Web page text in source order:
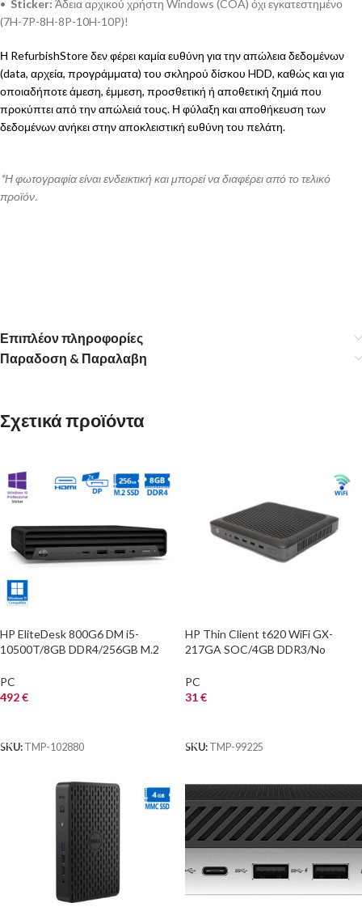
• Sticker: Άδεια αρχικού χρήστη Windows (COA) όχι εγκατεστημένο
(7H-7P-8H-8P-10H-10P)!
Η RefurbishStore δεν φέρει καμία ευθύνη για την απώλεια δεδομένων
(data, αρχεία, προγράμματα) του σκληρού δίσκου HDD, καθώς και για
οποιαδήποτε άμεση, έμμεση, προσθετική ή αποθετική ζημιά που
προκύπτει από την απώλειά τους. Η φύλαξη και αποθήκευση των
δεδομένων ανήκει στην αποκλειστική ευθύνη του πελάτη.
*Η φωτογραφία είναι ενδεικτική και μπορεί να διαφέρει από το τελικό
προϊόν.
Επιπλέον πληροφορίες
Παραδοση & Παραλαβη
Σχετικά προϊόντα
HP EliteDesk 800G6 DM i5-
10500T/8GB DDR4/256GB M.2
Refurbished PC
PC
492€
SKU: TMP-102880
HP Thin Client t620 WiFi GX-
217GA SOC/4GB DDR3/No
Refurbished PC
PC
31€
SKU: TMP-99225